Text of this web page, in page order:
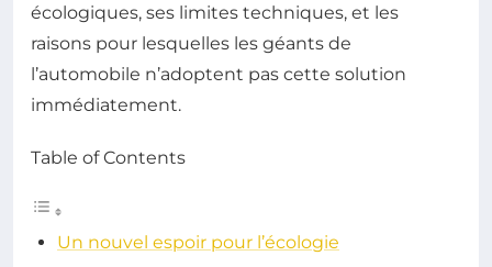
écologiques, ses limites techniques, et les
raisons pour lesquelles les géants de
l’automobile n’adoptent pas cette solution
immédiatement.
Table of Contents
Un nouvel espoir pour l’écologie